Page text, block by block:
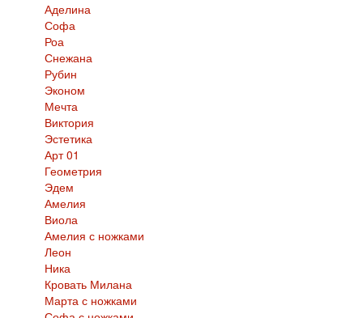
Аделина
Софа
Роа
Снежана
Рубин
Эконом
Мечта
Виктория
Эстетика
Арт 01
Геометрия
Эдем
Амелия
Виола
Амелия с ножками
Леон
Ника
Кровать Милана
Марта с ножками